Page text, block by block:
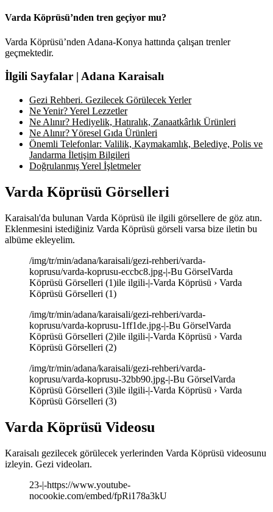
Varda Köprüsü’nden tren geçiyor mu?
Varda Köprüsü’nden Adana-Konya hattında çalışan trenler
geçmektedir.
İlgili Sayfalar | Adana Karaisalı
Gezi Rehberi. Gezilecek Görülecek Yerler
Ne Yenir? Yerel Lezzetler
Ne Alınır? Hediyelik, Hatıralık, Zanaatkârlık Ürünleri
Ne Alınır? Yöresel Gıda Ürünleri
Önemli Telefonlar: Valilik, Kaymakamlık, Belediye, Polis ve
Jandarma İletişim Bilgileri
Doğrulanmış Yerel İşletmeler
Varda Köprüsü Görselleri
Karaisalı'da bulunan Varda Köprüsü ile ilgili görsellere de göz atın.
Eklenmesini istediğiniz Varda Köprüsü görseli varsa bize iletin bu
albüme ekleyelim.
/img/tr/min/adana/karaisali/gezi-rehberi/varda-
koprusu/varda-koprusu-eccbc8.jpg-|-Bu GörselVarda
Köprüsü Görselleri (1)ile ilgili-|-Varda Köprüsü › Varda
Köprüsü Görselleri (1)
/img/tr/min/adana/karaisali/gezi-rehberi/varda-
koprusu/varda-koprusu-1ff1de.jpg-|-Bu GörselVarda
Köprüsü Görselleri (2)ile ilgili-|-Varda Köprüsü › Varda
Köprüsü Görselleri (2)
/img/tr/min/adana/karaisali/gezi-rehberi/varda-
koprusu/varda-koprusu-32bb90.jpg-|-Bu GörselVarda
Köprüsü Görselleri (3)ile ilgili-|-Varda Köprüsü › Varda
Köprüsü Görselleri (3)
Varda Köprüsü Videosu
Karaisalı gezilecek görülecek yerlerinden Varda Köprüsü videosunu
izleyin. Gezi videoları.
23-|-https://www.youtube-
nocookie.com/embed/fpRi178a3kU